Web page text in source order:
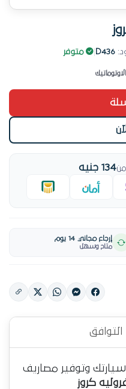
D436
| متوفر
134 جنيه
إرجاع مجاني 14 يوم
متاح وسهل
التوافق
وتوفير مصاريف
كروز